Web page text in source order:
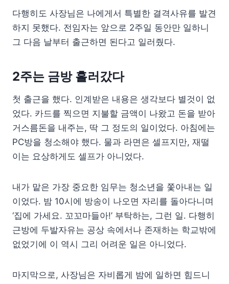
다행히도 사장님은 나에게서 특별한 결격사유를 발견
하지 못했다. 전임자는 앞으로 2주일 동안만 일하니
그 다음 날부터 출근하면 된다고 일러줬다.
2주는 금방 흘러갔다
첫 출근을 했다. 인계받은 내용은 생각보다 별것이 없
었다. 카드를 찍으면 지불할 금액이 나왔고 돈을 받아
거스름돈을 내주는, 딱 그 정도의 일이었다. 아침에는
PC방을 청소해야 했다. 물과 라면은 셀프지만, 재떨
이는 요상하게도 셀프가 아니었다.
내가 맡은 가장 중요한 임무는 청소년을 쫓아내는 일
이었다. 밤 10시에 방송이 나오면 자리를 돌아다니며
‘집에 가세요. 꼬꼬마들아!’ 부탁하는, 그런 일. 다행히
근방에 두발자유는 공상 속에서나 존재하는 학교밖에
없었기에 이 역시 그리 어려운 일은 아니었다.
마지막으로, 사장님은 자비롭게 밤에 일하면 힘드니